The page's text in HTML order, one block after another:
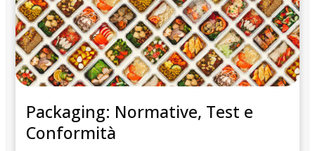
Packaging: Normative, Test e
Conformità